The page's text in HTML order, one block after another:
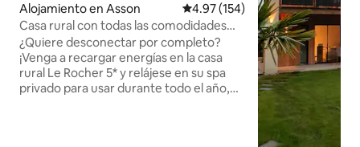
Alojamiento en Asson Calificación promedio: 4.97 de
4.97 (154)
Casa rural con todas las comodidades
con spa y vistas a los Pirineos
¿Quiere desconectar por completo?
¡Venga a recargar energías en la casa
rural Le Rocher 5* y relájese en su spa
privado para usar durante todo el año,